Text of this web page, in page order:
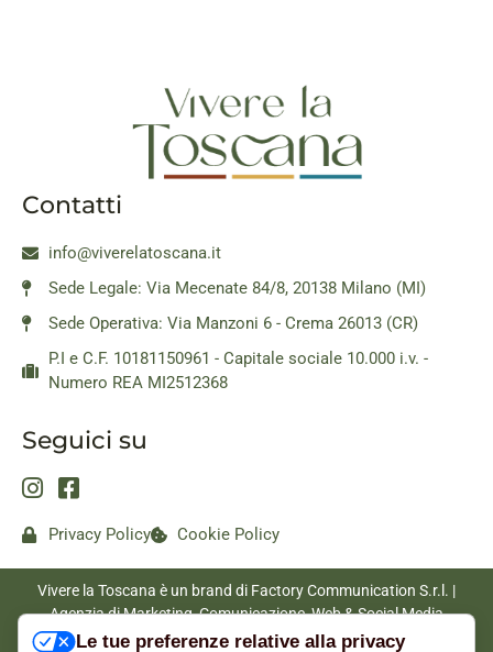
Contatti
info@viverelatoscana.it
Sede Legale: Via Mecenate 84/8, 20138 Milano (MI)
Sede Operativa: Via Manzoni 6 - Crema 26013 (CR)
P.I e C.F. 10181150961 - Capitale sociale 10.000 i.v. -
Numero REA MI2512368
Seguici su
Privacy Policy Cookie Policy
Vivere la Toscana è un brand di Factory Communication S.r.l. |
Agenzia di Marketing, Comunicazione, Web & Social Media
|www.factorycommunication.it
Le tue preferenze relative alla privacy